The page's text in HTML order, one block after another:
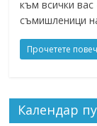
към всички
съмишленици
Прочетете
Календар